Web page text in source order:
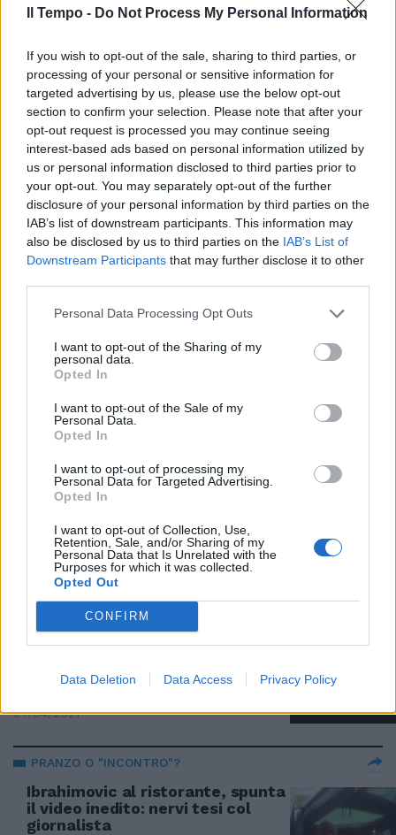
Il Tempo - Do Not Process My Personal Information
If you wish to opt-out of the sale, sharing to third parties, or
processing of your personal or sensitive information for
targeted advertising by us, please use the below opt-out
section to confirm your selection. Please note that after your
opt-out request is processed you may continue seeing
interest-based ads based on personal information utilized by
us or personal information disclosed to third parties prior to
your opt-out. You may separately opt-out of the further
disclosure of your personal information by third parties on the
IAB’s list of downstream participants. This information may
also be disclosed by us to third parties on the IAB’s List of
Downstream Participants that may further disclose it to other
Personal Data Processing Opt Outs
I want to opt-out of the Sharing of my
personal data.
Opted In
I want to opt-out of the Sale of my
Personal Data.
Opted In
I want to opt-out of processing my
Personal Data for Targeted Advertising.
Opted In
I want to opt-out of Collection, Use,
Retention, Sale, and/or Sharing of my
Personal Data that Is Unrelated with the
Purposes for which it was collected.
Opted Out
CONFIRM
Data Deletion Data Access Privacy Policy
Formello il ristorante "Forme"
LA DENUNCIA DI MR KANG
L'assurda disavventura
dell'influencer: la decisione del
ristorante all you can eat è
incredibile
20/11/2021
INTERVISTA
Non tornerei mai in tv, la
QUARTIERE PRATI A ROMA
La genialità in tavola, la novità
di Enoteca La Torre
NESSUNA PIETÀ
Multe e chiusure, esplode la
protesta dei ristoranti: la
pioggia non ferma le sanzioni
04/05/2021
Annullato il sequestro dei
dehors di Casina Valadier a Roma
27/04/2021
PRANZO O "INCONTRO"?
Ibrahimovic al ristorante, spunta
il video inedito: nervi tesi col
giornalista